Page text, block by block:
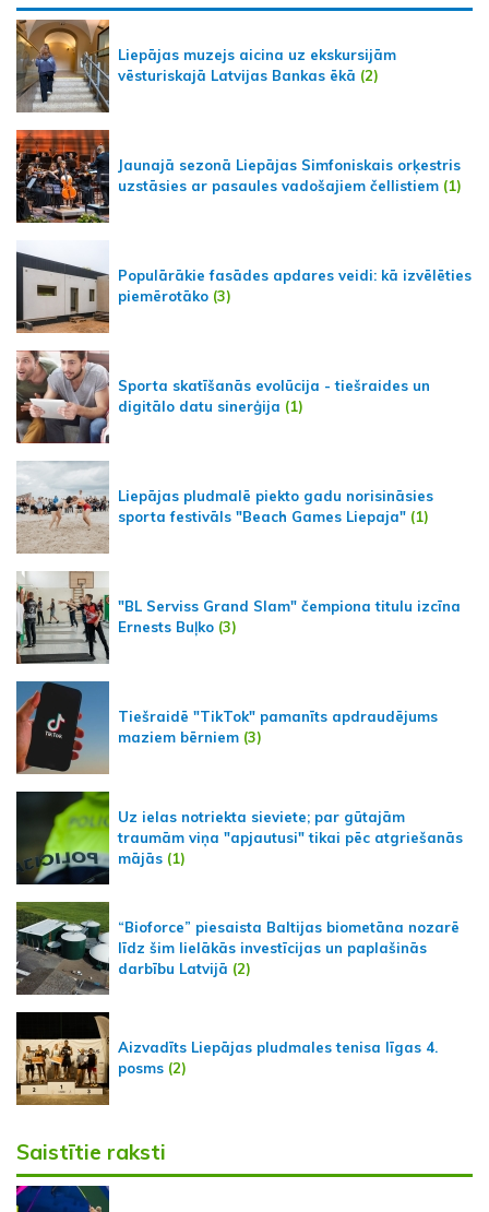
Liepājas muzejs aicina uz ekskursijām
vēsturiskajā Latvijas Bankas ēkā (2)
Jaunajā sezonā Liepājas Simfoniskais orķestris
uzstāsies ar pasaules vadošajiem čellistiem (1)
Populārākie fasādes apdares veidi: kā izvēlēties
piemērotāko (3)
Sporta skatīšanās evolūcija - tiešraides un
digitālo datu sinerģija (1)
Liepājas pludmalē piekto gadu norisināsies
sporta festivāls "Beach Games Liepaja" (1)
"BL Serviss Grand Slam" čempiona titulu izcīna
Ernests Buļko (3)
Tiešraidē "TikTok" pamanīts apdraudējums
maziem bērniem (3)
Uz ielas notriekta sieviete; par gūtajām
traumām viņa "apjautusi" tikai pēc atgriešanās
mājās (1)
“Bioforce” piesaista Baltijas biometāna nozarē
līdz šim lielākās investīcijas un paplašinās
darbību Latvijā (2)
Aizvadīts Liepājas pludmales tenisa līgas 4.
posms (2)
Saistītie raksti